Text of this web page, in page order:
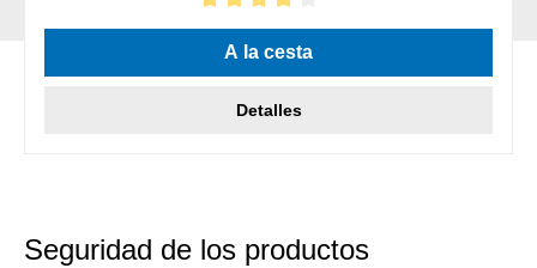
Calificación promedio de 4 de 5 estrellas
A la cesta
Detalles
Seguridad de los productos